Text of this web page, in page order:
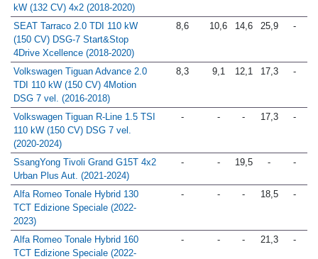
kW (132 CV) 4x2 (2018-2020)
SEAT Tarraco 2.0 TDI 110 kW
(150 CV) DSG-7 Start&Stop
4Drive Xcellence (2018-2020)
8,6 10,6 14,6 25,9 -
Volkswagen Tiguan Advance 2.0
TDI 110 kW (150 CV) 4Motion
DSG 7 vel. (2016-2018)
8,3 9,1 12,1 17,3 -
Volkswagen Tiguan R-Line 1.5 TSI
110 kW (150 CV) DSG 7 vel.
(2020-2024)
- - - 17,3 -
SsangYong Tivoli Grand G15T 4x2
Urban Plus Aut. (2021-2024)
- - 19,5 - -
Alfa Romeo Tonale Hybrid 130
TCT Edizione Speciale (2022-
2023)
- - - 18,5 -
Alfa Romeo Tonale Hybrid 160
TCT Edizione Speciale (2022-
- - - 21,3 -